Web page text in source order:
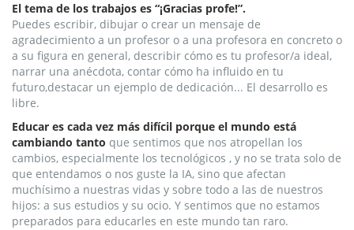
El tema de los trabajos es “¡Gracias profe!”.
Puedes escribir, dibujar o crear un mensaje de
agradecimiento a un profesor o a una profesora en concreto o
a su ﬁgura en general, describir cómo es tu profesor/a ideal,
narrar una anécdota, contar cómo ha inﬂuido en tu
futuro,destacar un ejemplo de dedicación... El desarrollo es
libre.
Educar es cada vez más difícil porque el mundo está
cambiando tanto que sentimos que nos atropellan los
cambios, especialmente los tecnológicos , y no se trata solo de
que entendamos o nos guste la IA, sino que afectan
muchísimo a nuestras vidas y sobre todo a las de nuestros
hijos: a sus estudios y su ocio. Y sentimos que no estamos
preparados para educarles en este mundo tan raro.